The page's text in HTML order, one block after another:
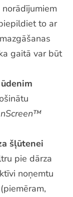
to ar
gaitā var būt
šļūtenei
pie dārza
noņemtu